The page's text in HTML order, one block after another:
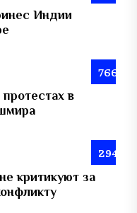
Индии
766
в
294
критикуют за